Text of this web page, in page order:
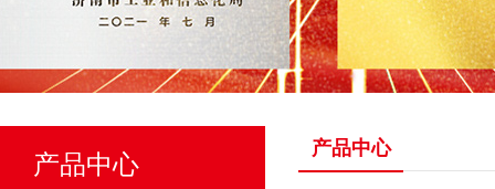
产品中心
产品中心